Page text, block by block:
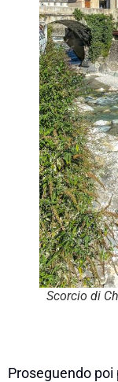
Scorcio di
Proseguendo poi